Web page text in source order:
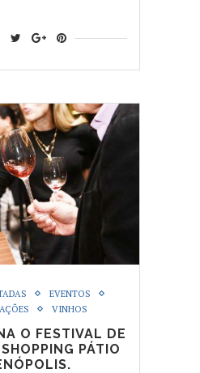
EVENTOS
VINHOS
O FESTIVAL DE
PÁTIO